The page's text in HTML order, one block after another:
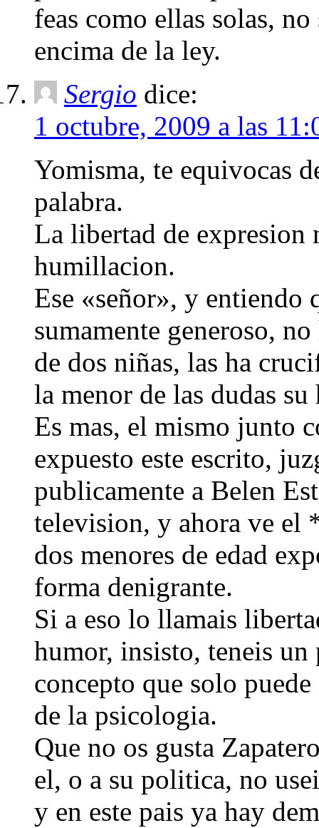
feas como ellas solas,
encima de la ley.
Sergio dice:
1 octubre, 2009 a las
Yomisma, te equivocas
palabra.
La libertad de expresion
humillacion.
Ese «señor», y entiendo
sumamente generoso,
de dos niñas, las ha
la menor de las dudas
Es mas, el mismo junto
expuesto este escrito,
publicamente a Belen
television, y ahora ve
dos menores de edad
forma denigrante.
Si a eso lo llamais
humor, insisto, teneis
concepto que solo
de la psicologia.
Que no os gusta
el, o a su politica, no
y en este pais ya hay